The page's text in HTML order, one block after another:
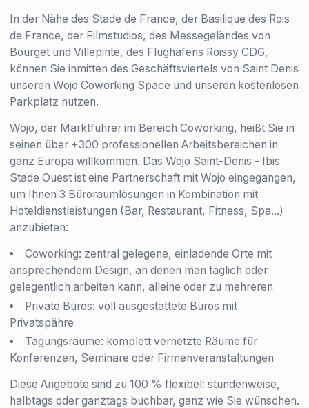
In der Nähe des Stade de France, der Basilique des Rois
de France, der Filmstudios, des Messegeländes von
Bourget und Villepinte, des Flughafens Roissy CDG,
können Sie inmitten des Geschäftsviertels von Saint Denis
unseren Wojo Coworking Space und unseren kostenlosen
Parkplatz nutzen.
Wojo, der Marktführer im Bereich Coworking, heißt Sie in
seinen über +300 professionellen Arbeitsbereichen in
ganz Europa willkommen. Das Wojo Saint-Denis - Ibis
Stade Ouest ist eine Partnerschaft mit Wojo eingegangen,
um Ihnen 3 Büroraumlösungen in Kombination mit
Hoteldienstleistungen (Bar, Restaurant, Fitness, Spa...)
anzubieten:
Coworking: zentral gelegene, einladende Orte mit
ansprechendem Design, an denen man täglich oder
gelegentlich arbeiten kann, alleine oder zu mehreren
Private Büros: voll ausgestattete Büros mit
Privatspähre
Tagungsräume: komplett vernetzte Räume für
Konferenzen, Seminare oder Firmenveranstaltungen
Diese Angebote sind zu 100 % flexibel: stundenweise,
halbtags oder ganztags buchbar, ganz wie Sie wünschen.